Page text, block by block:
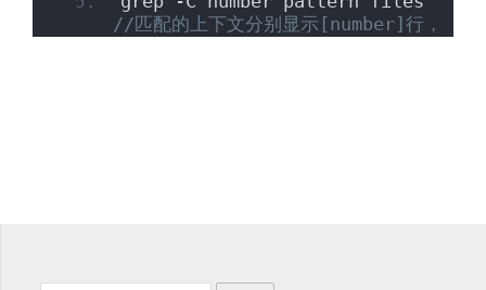
//匹配的上下文分别显示[number]行，